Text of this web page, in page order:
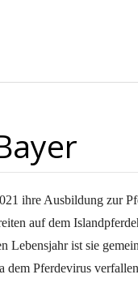
ihre Ausbildung zur
auf dem
Lebensjahr ist sie
dem Pferdevirus